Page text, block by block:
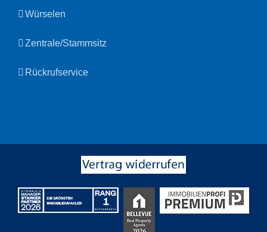
Würselen
Zentrale/Stammsitz
Rückrufservice